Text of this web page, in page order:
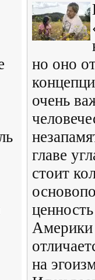
но оно
очень
главе
стоит
Америки
на